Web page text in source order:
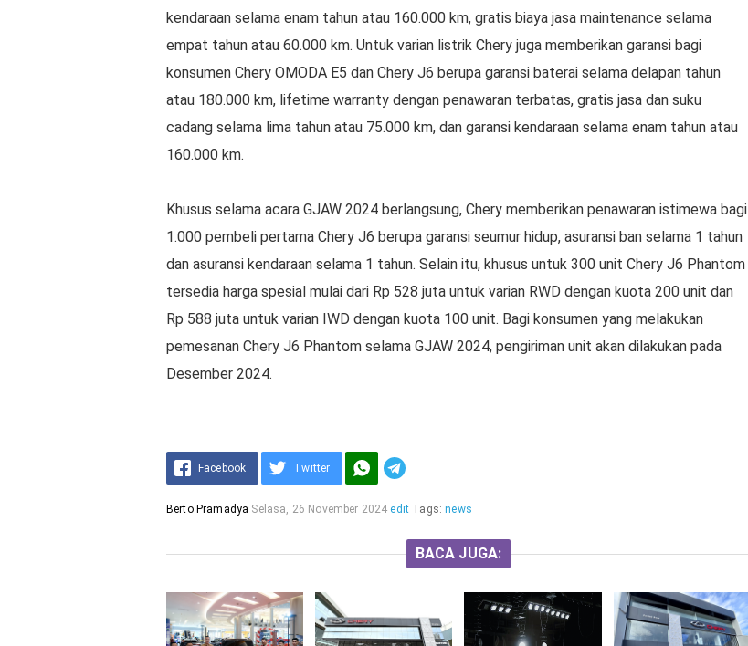
kendaraan selama enam tahun atau 160.000 km, gratis biaya jasa maintenance selama
empat tahun atau 60.000 km. Untuk varian listrik Chery juga memberikan garansi bagi
konsumen Chery OMODA E5 dan Chery J6 berupa garansi baterai selama delapan tahun
atau 180.000 km, lifetime warranty dengan penawaran terbatas, gratis jasa dan suku
cadang selama lima tahun atau 75.000 km, dan garansi kendaraan selama enam tahun atau
160.000 km.
Khusus selama acara GJAW 2024 berlangsung, Chery memberikan penawaran istimewa bagi
1.000 pembeli pertama Chery J6 berupa garansi seumur hidup, asuransi ban selama 1 tahun
dan asuransi kendaraan selama 1 tahun. Selain itu, khusus untuk 300 unit Chery J6 Phantom
tersedia harga spesial mulai dari Rp 528 juta untuk varian RWD dengan kuota 200 unit dan
Rp 588 juta untuk varian IWD dengan kuota 100 unit. Bagi konsumen yang melakukan
pemesanan Chery J6 Phantom selama GJAW 2024, pengiriman unit akan dilakukan pada
Desember 2024.
Facebook Twitter
Berto Pramadya Selasa, 26 November 2024 edit Tags:news
BACA JUGA: